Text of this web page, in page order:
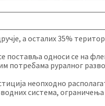
а осталих 35%
поставља односи се на
руралног
неопходно
система, ограничења